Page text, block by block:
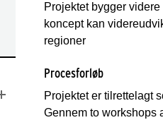
Projektet bygger
koncept kan
regioner
Procesforløb
Projektet er tilrettelagt
Gennem to workshops